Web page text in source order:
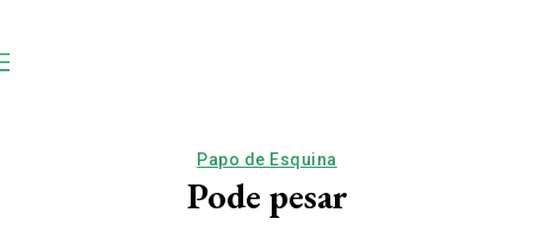
Papo de Esquina
Pode pesar